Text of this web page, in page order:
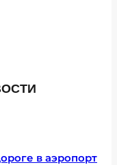
в аэропорт